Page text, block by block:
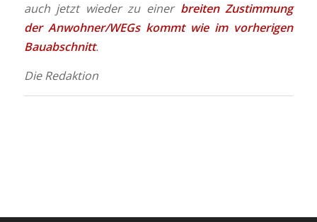
auch jetzt wieder zu einer breiten Zustimmung
der Anwohner/WEGs kommt wie im vorherigen
Bauabschnitt.
Die Redaktion